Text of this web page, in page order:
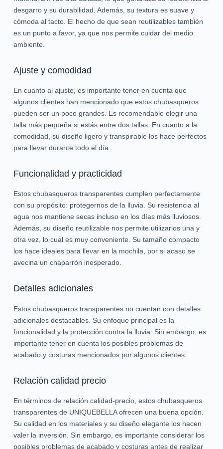
desgarro y su durabilidad. Además, su textura es suave y
cómoda al tacto. El hecho de que sean reutilizables también
es un punto a favor, ya que nos permite cuidar del medio
ambiente.
Ajuste y comodidad
En cuanto al ajuste, es importante tener en cuenta que
algunos clientes han mencionado que estos chubasqueros
pueden ser un poco grandes. Es recomendable elegir una
talla más pequeña si estás entre dos tallas. En cuanto a la
comodidad, su diseño ligero y transpirable los hace perfectos
para llevar durante todo el día.
Funcionalidad y practicidad
Estos chubasqueros transparentes cumplen perfectamente
con su propósito: protegernos de la lluvia. Su resistencia al
agua nos mantiene secas incluso en los días más lluviosos.
Además, su diseño reutilizable nos permite utilizarlos una y
otra vez, lo cual es muy conveniente. Su tamaño compacto
los hace ideales para llevar en la mochila, por si acaso se
avecina un chaparrón inesperado.
Detalles adicionales
Estos chubasqueros transparentes no cuentan con detalles
adicionales destacables. Su enfoque principal es la
funcionalidad y la protección contra la lluvia. Sin embargo, es
importante tener en cuenta los posibles problemas de
acabado y costuras mencionados por algunos clientes.
Relación calidad precio
En términos de relación calidad-precio, estos chubasqueros
transparentes de UNIQUEBELLA ofrecen una buena opción.
Su calidad en los materiales y su diseño elegante los hacen
valer la inversión. Sin embargo, es importante considerar los
posibles problemas de acabado y costuras antes de realizar